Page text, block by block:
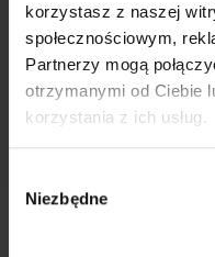
korzystasz z naszej
społecznościowym,
Partnerzy mogą
otrzymanymi od Ciebie
korzystania z ich usług.
zgody
Niezbędne
Co to znaczy
pod klucz oznacza
sposób, że jest ono
otrzymuje gotowe
prace budowlane,
Gotowe Mieszkanie nasi
wszystkich prac w
Porady